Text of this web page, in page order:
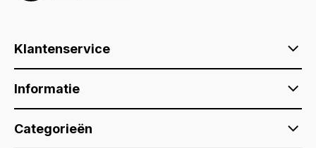
Klantenservice
Informatie
Categorieën